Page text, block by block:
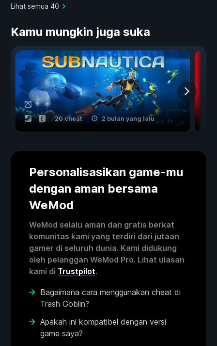
Lihat semua 40
Kamu mungkin juga suka
20 cheat 2 bulan yang lalu
Personalisasikan game-mu
dengan aman bersama
WeMod
WeMod selalu aman dan gratis berkat
komunitas kami yang terdiri dari jutaan
gamer di seluruh dunia. Kami didukung
oleh pelanggan WeMod Pro. Lihat ulasan
kami di Trustpilot.
Bagaimana cara menggunakan cheat di
Trash Goblin?
Apakah ini kompatibel dengan versi
game saya?